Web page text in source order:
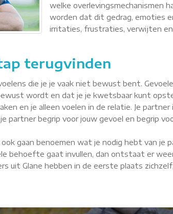
welke overlevingsmechanismen
worden dat dit gedrag, emoties
irritaties, frustraties, verwijten en
terugvinden
die je je vaak niet bewust bent.
wordt en dat je je kwetsbaar kunt
en je alleen voelen in de relatie. Je
partner begrip voor jouw gevoel en begrip
gaan benoemen wat je nodig hebt van je
behoefte gaat invullen, dan ontstaat er
uit Glane hebben in de eerste plaats